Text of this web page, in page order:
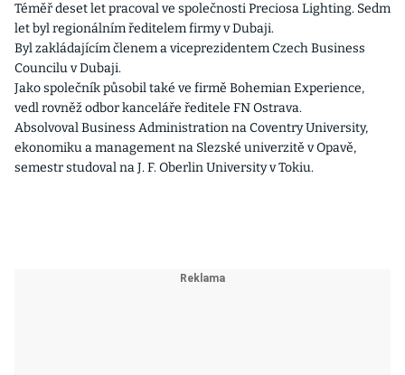
Téměř deset let pracoval ve společnosti Preciosa Lighting. Sedm
let byl regionálním ředitelem firmy v Dubaji.
Byl zakládajícím členem a viceprezidentem Czech Business
Councilu v Dubaji.
Jako společník působil také ve firmě Bohemian Experience,
vedl rovněž odbor kanceláře ředitele FN Ostrava.
Absolvoval Business Administration na Coventry University,
ekonomiku a management na Slezské univerzitě v Opavě,
semestr studoval na J. F. Oberlin University v Tokiu.